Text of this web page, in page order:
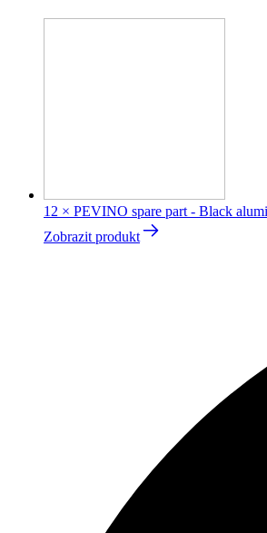
12 × PEVINO spare part - Black
Zobrazit produkt